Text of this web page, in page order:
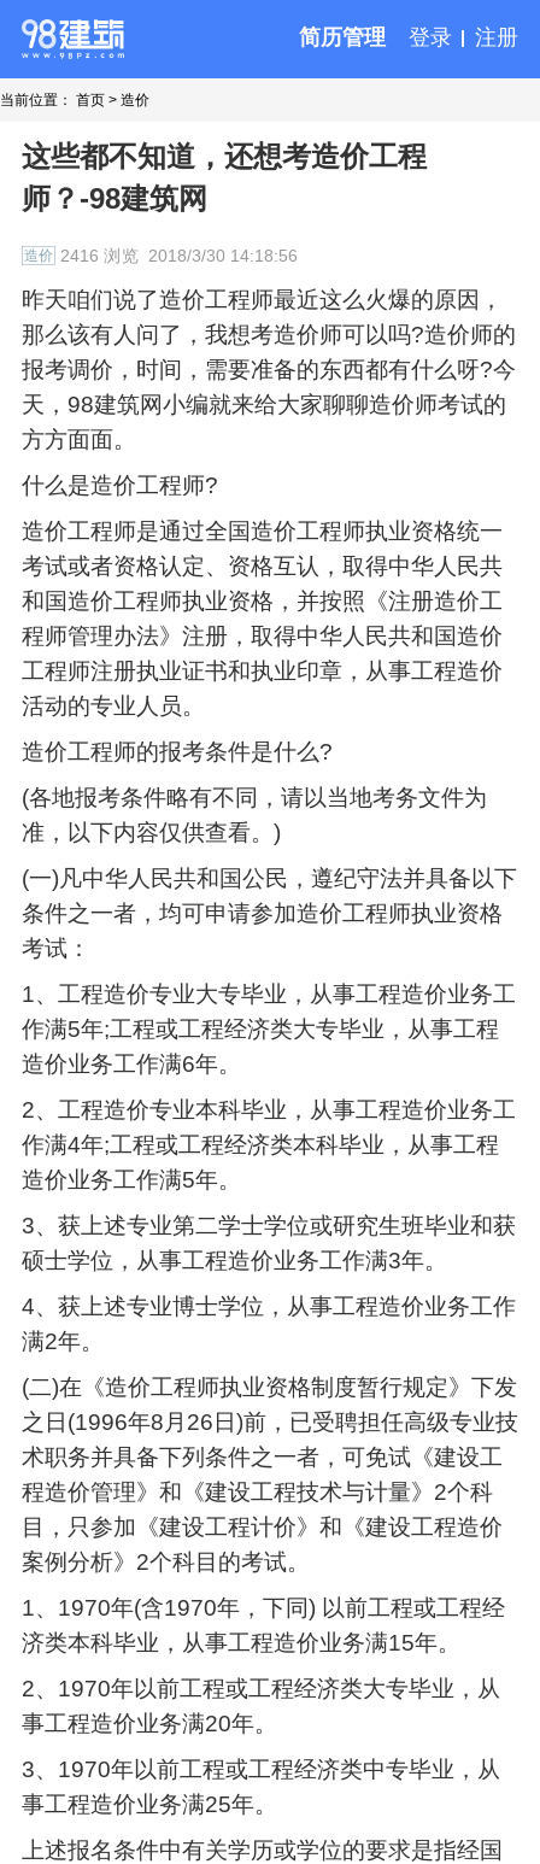
简历管理 登录 注册
当前位置： 首页 > 造价
这些都不知道，还想考造价工程
师？-98建筑网
造价 2416 浏览 2018/3/30 14:18:56
昨天咱们说了造价工程师最近这么火爆的原因，
那么该有人问了，我想考造价师可以吗?造价师的
报考调价，时间，需要准备的东西都有什么呀?今
天，98建筑网小编就来给大家聊聊造价师考试的
方方面面。
什么是造价工程师?
造价工程师是通过全国造价工程师执业资格统一
考试或者资格认定、资格互认，取得中华人民共
和国造价工程师执业资格，并按照《注册造价工
程师管理办法》注册，取得中华人民共和国造价
工程师注册执业证书和执业印章，从事工程造价
活动的专业人员。
造价工程师的报考条件是什么?
(各地报考条件略有不同，请以当地考务文件为
准，以下内容仅供查看。)
(一)凡中华人民共和国公民，遵纪守法并具备以下
条件之一者，均可申请参加造价工程师执业资格
考试：
1、工程造价专业大专毕业，从事工程造价业务工
作满5年;工程或工程经济类大专毕业，从事工程
造价业务工作满6年。
2、工程造价专业本科毕业，从事工程造价业务工
作满4年;工程或工程经济类本科毕业，从事工程
造价业务工作满5年。
3、获上述专业第二学士学位或研究生班毕业和获
硕士学位，从事工程造价业务工作满3年。
4、获上述专业博士学位，从事工程造价业务工作
满2年。
(二)在《造价工程师执业资格制度暂行规定》下发
之日(1996年8月26日)前，已受聘担任高级专业技
术职务并具备下列条件之一者，可免试《建设工
程造价管理》和《建设工程技术与计量》2个科
目，只参加《建设工程计价》和《建设工程造价
案例分析》2个科目的考试。
1、1970年(含1970年，下同) 以前工程或工程经
济类本科毕业，从事工程造价业务满15年。
2、1970年以前工程或工程经济类大专毕业，从
事工程造价业务满20年。
3、1970年以前工程或工程经济类中专毕业，从
事工程造价业务满25年。
上述报名条件中有关学历或学位的要求是指经国